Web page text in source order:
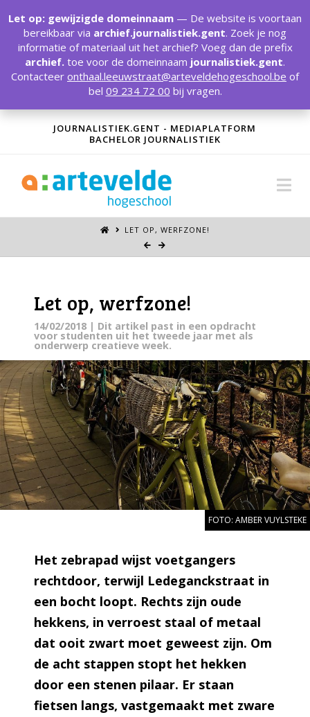
JOURNALISTIEK.GENT - MEDIAPLATFORM
BACHELOR JOURNALISTIEK
LET OP, WERFZONE!
Let op, werfzone!
14/02/2018 | Dit artikel past in een opdracht
voor studenten uit het tweede jaar met als
onderwerp creatieve week.
FOTO: AMBER VUYLSTEKE
Het zebrapad wijst voetgangers
rechtdoor, terwijl Ledeganckstraat in
een bocht loopt. Rechts zijn oude
hekkens, in verroest staal of metaal
dat ooit zwart moet geweest zijn. Om
de acht stappen stopt het hekken
door een stenen pilaar. Er staan
fietsen langs, vastgemaakt met zware
Let op: gewijzigde domeinnaam — De website is voortaan
bereikbaar via archief.journalistiek.gent. Zoek je nog
informatie of materiaal uit het archief? Voeg dan de prefix
archief. toe voor de domeinnaam journalistiek.gent.
Contacteer onthaal.leeuwstraat@arteveldehogeschool.be of
bel 09 234 72 00 bij vragen.